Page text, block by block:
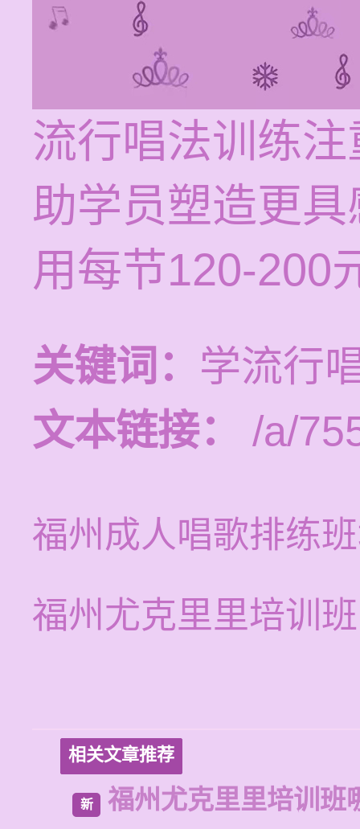
流行唱法训练
助学员塑造更
用每节120-200
关键词： 学流行
文本链接：
/a/
福州成人唱歌排练
福州尤克里里培训
相关文章推荐
新 福州尤克里里培训班